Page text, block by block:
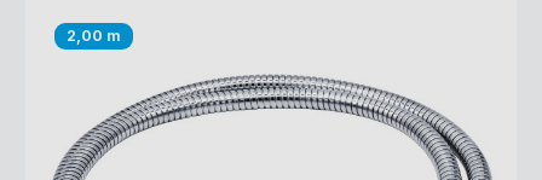
2,00 m